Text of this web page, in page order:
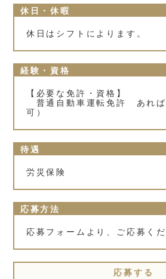
休日・休暇
休日はシフトによります。
経験・資格
【必要な免許・資格】
普通自動車運転免許 あれば
可）
待遇
労災保険
応募方法
応募フォームより、ご応募くだ
応募する